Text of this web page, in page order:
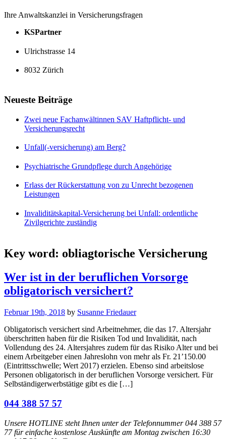
Ihre Anwaltskanzlei in Versicherungsfragen
KSPartner
Ulrichstrasse 14
8032 Zürich
Neueste Beiträge
Zwei neue Fachanwältinnen SAV Haftpflicht- und
Versicherungsrecht
Unfall(-versicherung) am Berg?
Psychiatrische Grundpflege durch Angehörige
Erlass der Rückerstattung von zu Unrecht bezogenen
Leistungen
Invaliditätskapital-Versicherung bei Unfall: ordentliche
Zivilgerichte zuständig
Key word: obliagtorische Versicherung
Wer ist in der beruflichen Vorsorge
obligatorisch versichert?
Februar 19th, 2018 by Susanne Friedauer
Obligatorisch versichert sind Arbeitnehmer, die das 17. Altersjahr
überschritten haben für die Risiken Tod und Invalidität, nach
Vollendung des 24. Altersjahres zudem für das Risiko Alter und bei
einem Arbeitgeber einen Jahreslohn von mehr als Fr. 21’150.00
(Eintrittsschwelle; Wert 2017) erzielen. Ebenso sind arbeitslose
Personen obligatorisch in der beruflichen Vorsorge versichert. Für
Selbständigerwerbstätige gibt es die […]
044 388 57 57
Unsere HOTLINE steht Ihnen unter der Telefonnummer 044 388 57
77 für einfache kostenlose Auskünfte am Montag zwischen 16:30